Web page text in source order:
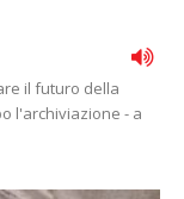
il futuro della
l'archiviazione - a